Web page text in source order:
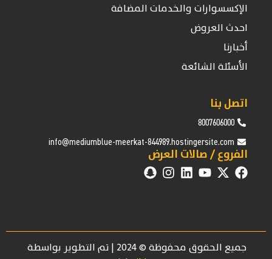
الإكسسوارات والخدمات المضافة
احدث العروض
أخبارنا
الأسئلة الشائعة
اتصل بنا
8007606000
info@mediumblue-meerkat-844989.hostingersite.com
الفروع / صالات العرض
جميع الحقوق محفوظة © 2024 | تم التطوير بواسطة